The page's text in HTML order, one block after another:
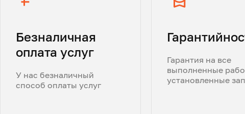
Безналичная
оплата услуг
У нас безналичный
способ оплаты услуг
Гарантия на все
выполненные
установленные